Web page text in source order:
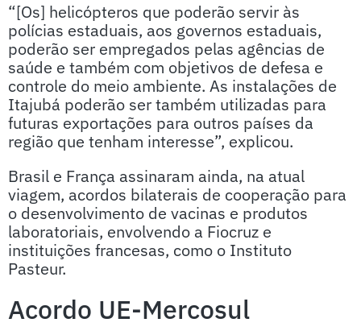
“[Os] helicópteros que poderão servir às
polícias estaduais, aos governos estaduais,
poderão ser empregados pelas agências de
saúde e também com objetivos de defesa e
controle do meio ambiente. As instalações de
Itajubá poderão ser também utilizadas para
futuras exportações para outros países da
região que tenham interesse”, explicou.
Brasil e França assinaram ainda, na atual
viagem, acordos bilaterais de cooperação para
o desenvolvimento de vacinas e produtos
laboratoriais, envolvendo a Fiocruz e
instituições francesas, como o Instituto
Pasteur.
Acordo UE-Mercosul